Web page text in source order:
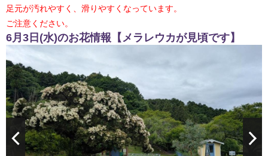
足元が汚れやすく、滑りやすくなっています。
ご注意ください。
6月3日(水)のお花情報【メラレウカが見頃です】